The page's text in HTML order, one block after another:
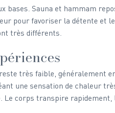
bases. Sauna et hammam
pour favoriser la détente et
très différents.
très faible, généralement
une sensation de chaleur
Le corps transpire rapidement,